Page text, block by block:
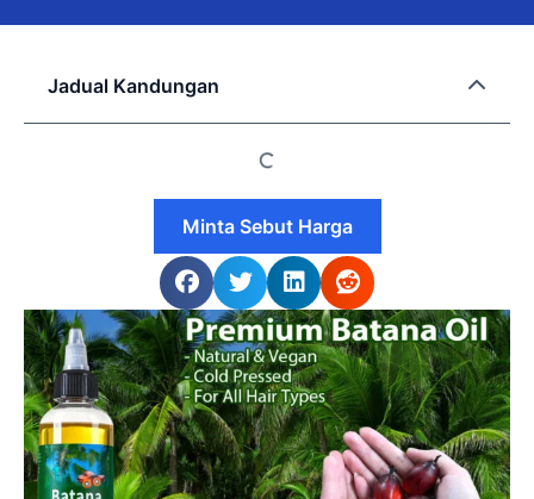
Jadual Kandungan
Minta Sebut Harga